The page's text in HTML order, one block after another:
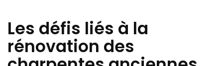
Les défis liés à la
rénovation des